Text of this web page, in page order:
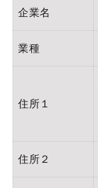
企業名
業種
住所１
住所２